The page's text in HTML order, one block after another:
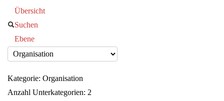
Übersicht
Suchen
Ebene
Kategorie: Organisation
Anzahl Unterkategorien: 2